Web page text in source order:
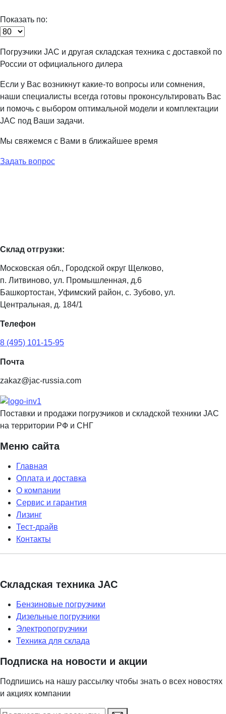
Показать по:
Погрузчики JAC и другая складская техника с доставкой по
России от официального дилера
Если у Вас возникнут какие-то вопросы или сомнения,
наши специалисты всегда готовы проконсультировать Вас
и помочь с выбором оптимальной модели и комплектации
JAC под Ваши задачи.
Мы свяжемся с Вами в ближайшее время
Задать вопрос
Склад отгрузки:
Московская обл., Городской округ Щелково,
п. Литвиново, ул. Промышленная, д.6
Башкортостан, Уфимский район, с. Зубово, ул.
Центральная, д. 184/1
Телефон
8 (495) 101-15-95
Почта
zakaz@jac-russia.com
Поставки и продажи погрузчиков и складской техники JAC
на территории РФ и СНГ
Меню сайта
Главная
Оплата и доставка
О компании
Сервис и гарантия
Лизинг
Тест-драйв
Контакты
Складская техника JAC
Бензиновые погрузчики
Дизельные погрузчики
Электропогрузчики
Техника для склада
Подписка на новости и акции
Подпишись на нашу рассылку чтобы знать о всех новостях
и акциях компании